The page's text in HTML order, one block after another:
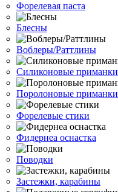
Форелевая паста
Блесны
Воблеры/Раттлины
Силиконовые приманки
Поролоновые приманки
Форелевые стики
Фидернеа оснастка
Поводки
Застежки, карабины